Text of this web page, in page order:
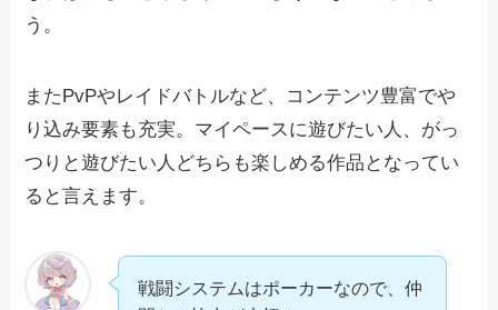
う。
またPvPやレイドバトルなど、コンテンツ豊富でや
り込み要素も充実。マイペースに遊びたい人、がっ
つりと遊びたい人どちらも楽しめる作品となってい
ると言えます。
戦闘システムはポーカーなので、仲